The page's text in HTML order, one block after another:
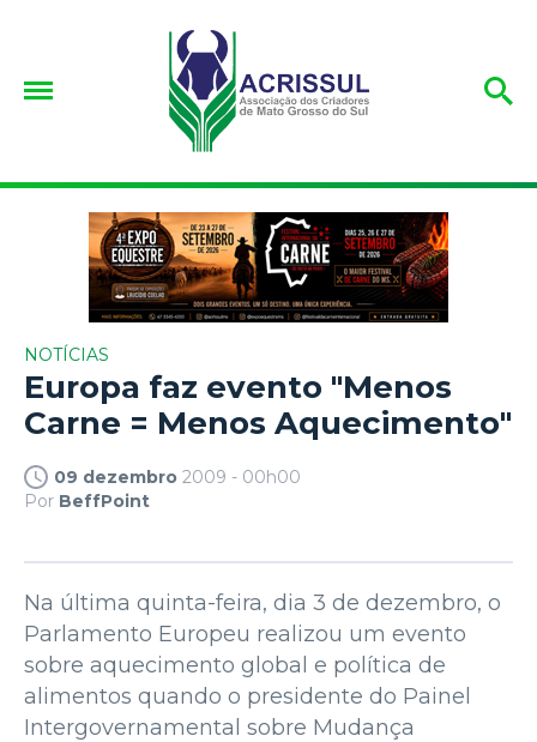
NOTÍCIAS
Europa faz evento "Menos
Carne = Menos Aquecimento"
09 dezembro 2009 - 00h00
Por BeffPoint
Na última quinta-feira, dia 3 de dezembro, o
Parlamento Europeu realizou um evento
sobre aquecimento global e política de
alimentos quando o presidente do Painel
Intergovernamental sobre Mudança